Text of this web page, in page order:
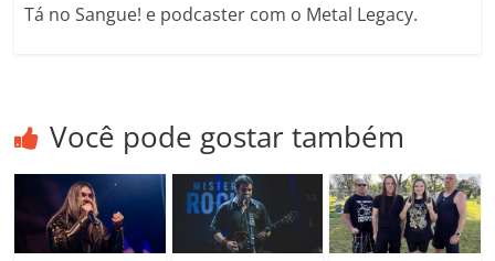
Tá no Sangue! e podcaster com o Metal Legacy.
Você pode gostar também